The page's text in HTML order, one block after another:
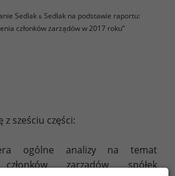
Sedlak & Sedlak na podstawie raportu:
członków zarządów w 2017 roku”
z sześciu części:
ogólne analizy na temat
zarządów spółek